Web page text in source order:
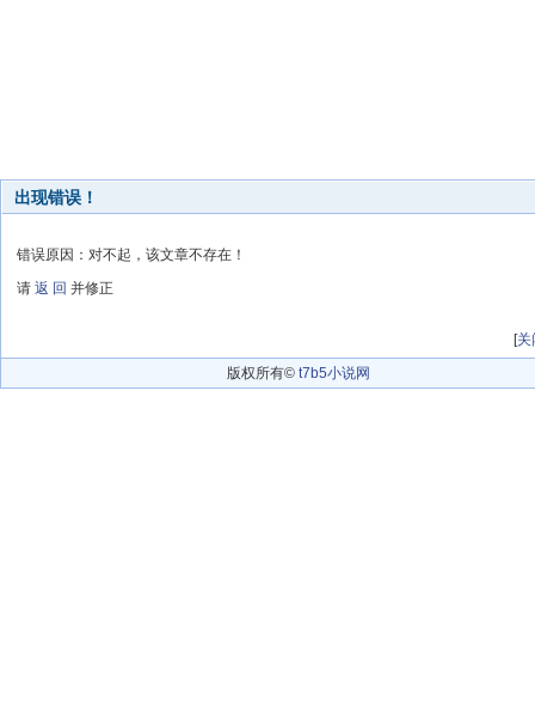
出现错误！
错误原因：对不起，该文章不存在！
请 返 回 并修正
[关
版权所有© t7b5小说网